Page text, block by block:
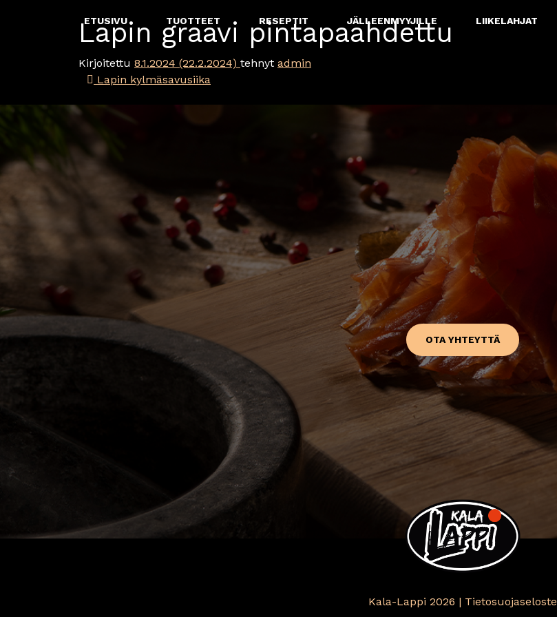
Päävalikko
ETUSIVU TUOTTEET RESEPTIT JÄLLEENMYYJILLE LIIKELAHJAT
Lapin graavi pintapaahdettu
Kirjoitettu 8.1.2024 (22.2.2024) tehnyt admin
Artikkelien selaus
Lapin kylmäsavusiika
OTA YHTEYTTÄ
Kala-Lappi 2026 | Tietosuojaseloste